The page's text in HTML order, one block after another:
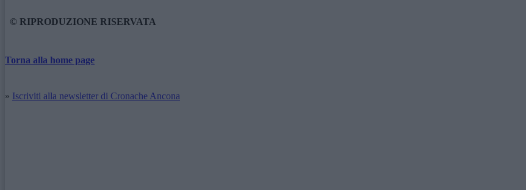
© RIPRODUZIONE RISERVATA
Torna alla home page
» Iscriviti alla newsletter di Cronache Ancona